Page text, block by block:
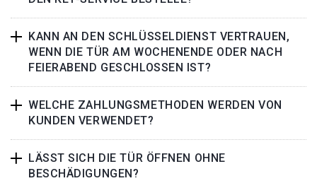
KANN AN DEN SCHLÜSSELDIENST VERTRAUEN,
WENN DIE TÜR AM WOCHENENDE ODER NACH
FEIERABEND GESCHLOSSEN IST?
WELCHE ZAHLUNGSMETHODEN WERDEN VON
KUNDEN VERWENDET?
LÄSST SICH DIE TÜR ÖFFNEN OHNE
BESCHÄDIGUNGEN?